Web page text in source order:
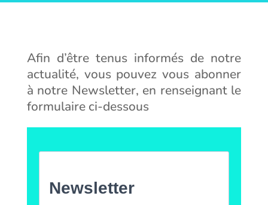
Afin d’être tenus informés de notre
actualité, vous pouvez vous abonner
à notre Newsletter, en renseignant le
formulaire ci-dessous